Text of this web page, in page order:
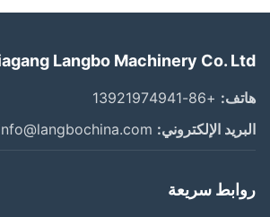
Langbo Machinery Co.
+86-13921974941
الإلكتروني: info@langbochina.com
سريعة